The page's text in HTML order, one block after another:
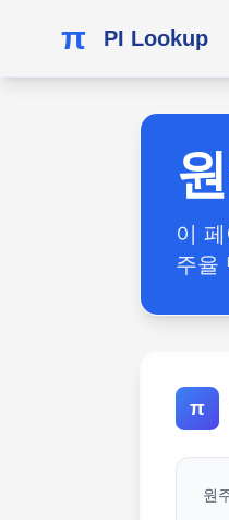
π PI Lookup
이
주율
π
원